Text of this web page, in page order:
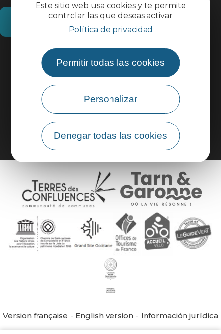
Este sitio web usa cookies y te permite
controlar las que deseas activar
Política de privacidad
Permitir todas las cookies
Personalizar
Denegar todas las cookies
¿Cómo llegar?
Área profesional
Área de grupo
Version française English version Información jurídica